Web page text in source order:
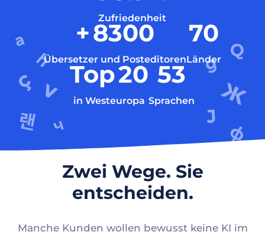
Zufriedenheit
+8300
Übersetzer und Posteditoren
70
Länder
Top20
in Westeuropa
53
Sprachen
Zwei Wege. Sie
entscheiden.
Manche Kunden wollen bewusst keine KI im